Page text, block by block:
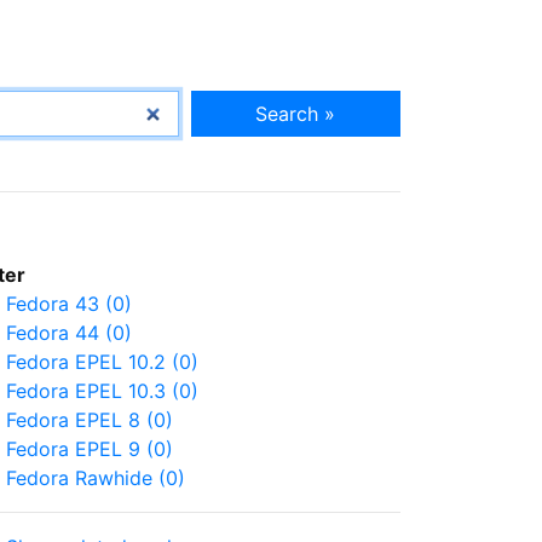
Search »
Fedora 43 (0)
Fedora 44 (0)
Fedora EPEL 10.2 (0)
Fedora EPEL 10.3 (0)
Fedora EPEL 8 (0)
Fedora EPEL 9 (0)
Fedora Rawhide (0)